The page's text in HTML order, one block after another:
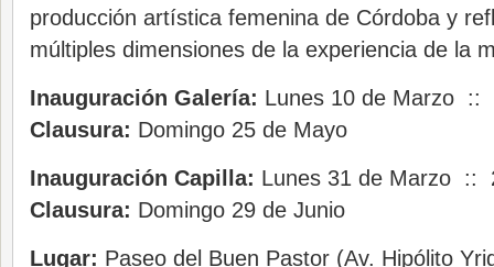
producción artística femenina de Córdoba y
múltiples dimensiones de la experiencia de la
Inauguración Galería: Lunes 10 de Marzo ::
Clausura: Domingo 25 de Mayo
Inauguración Capilla: Lunes 31 de Marzo ::
Clausura: Domingo 29 de Junio
Lugar: Paseo del Buen Pastor (Av. Hipólito